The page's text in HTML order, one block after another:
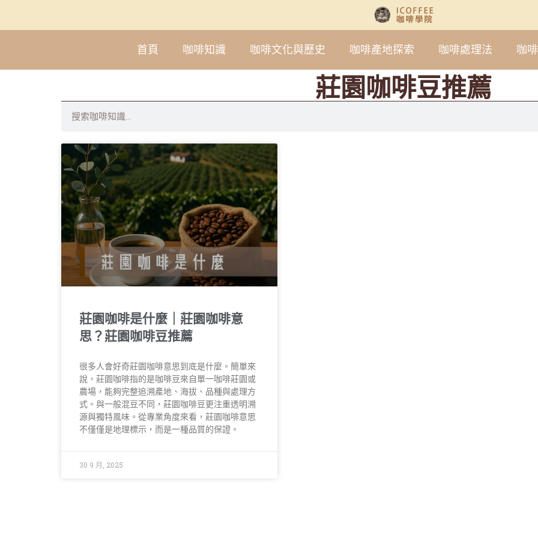
首頁 咖啡知識 咖啡文化與歷史 咖啡產地探索 咖啡處理法 咖
莊園咖啡豆推薦
莊園咖啡是什麼｜莊園咖啡意
思？莊園咖啡豆推薦
很多人會好奇莊園咖啡意思到底是什麼。簡單來
說，莊園咖啡指的是咖啡豆來自單一咖啡莊園或
農場，能夠完整追溯產地、海拔、品種與處理方
式。與一般混豆不同，莊園咖啡豆更注重透明溯
源與獨特風味。從專業角度來看，莊園咖啡意思
不僅僅是地理標示，而是一種品質的保證。
30 9 月, 2025